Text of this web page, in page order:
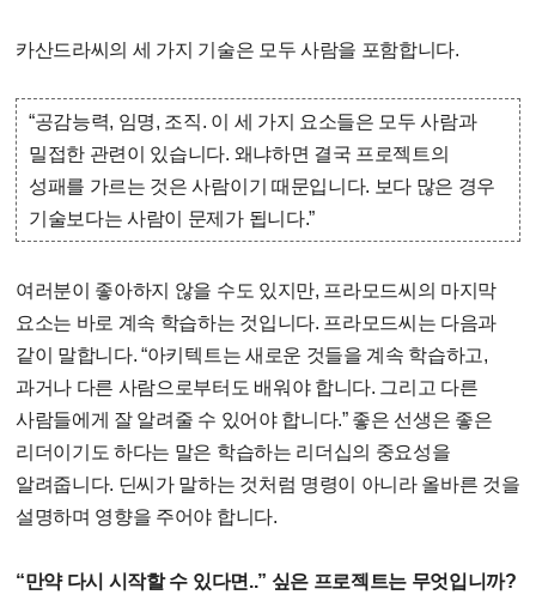
카산드라씨의 세 가지 기술은 모두 사람을 포함합니다.
“공감능력, 임명, 조직. 이 세 가지 요소들은 모두 사람과
밀접한 관련이 있습니다. 왜냐하면 결국 프로젝트의
성패를 가르는 것은 사람이기 때문입니다. 보다 많은 경우
기술보다는 사람이 문제가 됩니다.”
여러분이 좋아하지 않을 수도 있지만, 프라모드씨의 마지막
요소는 바로 계속 학습하는 것입니다. 프라모드씨는 다음과
같이 말합니다. “아키텍트는 새로운 것들을 계속 학습하고,
과거나 다른 사람으로부터도 배워야 합니다. 그리고 다른
사람들에게 잘 알려줄 수 있어야 합니다.” 좋은 선생은 좋은
리더이기도 하다는 말은 학습하는 리더십의 중요성을
알려줍니다. 딘씨가 말하는 것처럼 명령이 아니라 올바른 것을
설명하며 영향을 주어야 합니다.
“만약 다시 시작할 수 있다면..” 싶은 프로젝트는 무엇입니까?